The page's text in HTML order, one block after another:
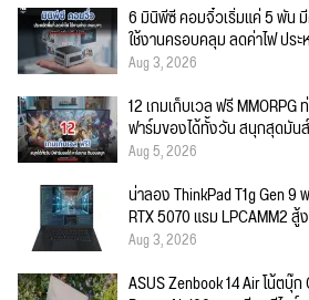
6 มินิพีซี คอมจิ๋วเริ่มแค่ 5 พัน
ใช้งานครอบคลุม ลดค่าไฟ ปร
Aug 3, 2026
12 เกมเก็บเวล ฟรี
ฟาร์มของได้ทั้งวัน สนุกสุดมั
Aug 5, 2026
น่าลอง ThinkPad T1g Gen
RTX 5070 แรม LPCAMM2
Aug 3, 2026
ASUS Zenbook 14 Air โน้ตบุ๊